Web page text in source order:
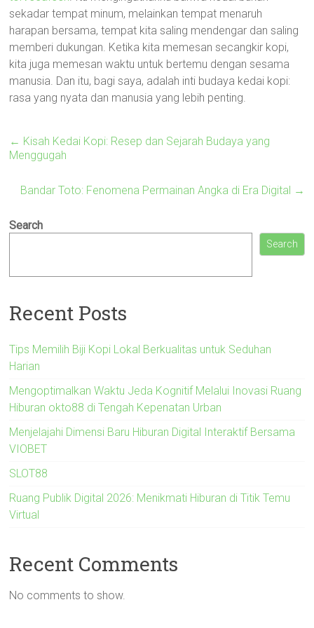
sekadar tempat minum, melainkan tempat menaruh
harapan bersama, tempat kita saling mendengar dan saling
memberi dukungan. Ketika kita memesan secangkir kopi,
kita juga memesan waktu untuk bertemu dengan sesama
manusia. Dan itu, bagi saya, adalah inti budaya kedai kopi:
rasa yang nyata dan manusia yang lebih penting.
← Kisah Kedai Kopi: Resep dan Sejarah Budaya yang
Menggugah
Bandar Toto: Fenomena Permainan Angka di Era Digital →
Search
Search
Recent Posts
Tips Memilih Biji Kopi Lokal Berkualitas untuk Seduhan
Harian
Mengoptimalkan Waktu Jeda Kognitif Melalui Inovasi Ruang
Hiburan okto88 di Tengah Kepenatan Urban
Menjelajahi Dimensi Baru Hiburan Digital Interaktif Bersama
VIOBET
SLOT88
Ruang Publik Digital 2026: Menikmati Hiburan di Titik Temu
Virtual
Recent Comments
No comments to show.